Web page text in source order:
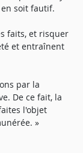
soit fautif.
faits, et risquer
et entraînent
par la
De ce fait, la
l'objet
»